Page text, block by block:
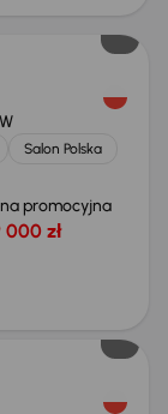
Salon Polska
promocyjna
000 zł